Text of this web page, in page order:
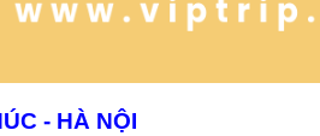
- HÀ NỘI